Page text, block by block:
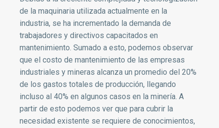
de la maquinaria utilizada actualmente en la
industria, se ha incrementado la demanda de
trabajadores y directivos capacitados en
mantenimiento. Sumado a esto, podemos observar
que el costo de mantenimiento de las empresas
industriales y mineras alcanza un promedio del 20%
de los gastos totales de producción, llegando
incluso al 40% en algunos casos en la minería. A
partir de esto podemos ver que para cubrir la
necesidad existente se requiere de conocimientos,